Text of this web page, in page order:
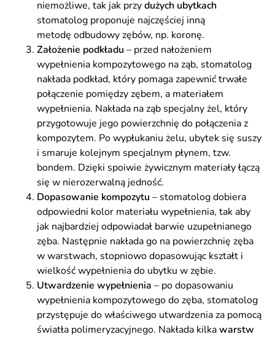
niemożliwe, tak jak przydużych ubytkach
stomatolog proponuje najczęściej inną
metodę odbudowy zębów, np. koronę.
Założenie podkładu – przed nałożeniem
wypełnienia kompozytowego na ząb, stomatolog
nakłada podkład, który pomaga zapewnić trwałe
połączenie pomiędzy zębem, a materiałem
wypełnienia. Nakłada na ząb specjalny żel, który
przygotowuje jego powierzchnię do połączenia z
kompozytem. Po wypłukaniu żelu, ubytek się suszy
i smaruje kolejnym specjalnym płynem, tzw.
bondem. Dzięki spoiwie żywicznym materiały łączą
się w nierozerwalną jedność.
Dopasowanie kompozytu – stomatolog dobiera
odpowiedni kolor materiału wypełnienia, tak aby
jak najbardziej odpowiadał barwie uzupełnianego
zęba. Następnie nakłada go na powierzchnię zęba
w warstwach, stopniowo dopasowując kształt i
wielkość wypełnienia do ubytku w zębie.
Utwardzenie wypełnienia – po dopasowaniu
wypełnienia kompozytowego do zęba, stomatolog
przystępuje do właściwego utwardzenia za pomocą
światła polimeryzacyjnego. Nakłada kilkawarstw